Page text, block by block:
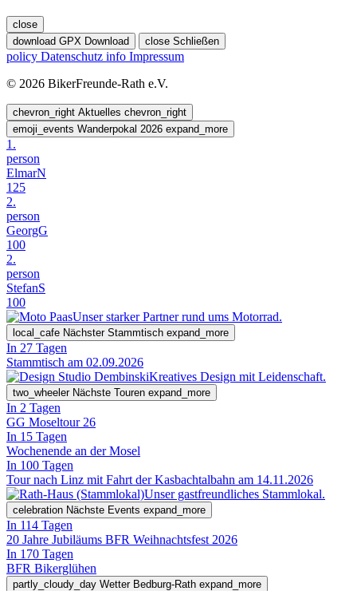
close
download GPX Download close Schließen
policy Datenschutz info Impressum
© 2026 BikerFreunde-Rath e.V.
chevron_right Aktuelles chevron_right
emoji_events Wanderpokal 2026 expand_more
1.
person
ElmarN
125
2.
person
GeorgG
100
2.
person
StefanS
100
Unser starker Partner rund ums Motorrad.
local_cafe Nächster Stammtisch expand_more
In 27 Tagen
Stammtisch am 02.09.2026
Kreatives Design mit Leidenschaft.
two_wheeler Nächste Touren expand_more
In 2 Tagen
GG Moseltour 26
In 15 Tagen
Wochenende an der Mosel
In 100 Tagen
Tour nach Linz mit Fahrt der Kasbachtalbahn am 14.11.2026
Unser gastfreundliches Stammlokal.
celebration Nächste Events expand_more
In 114 Tagen
20 Jahre Jubiläums BFR Weihnachtsfest 2026
In 170 Tagen
BFR Bikerglühen
partly_cloudy_day Wetter Bedburg-Rath expand_more